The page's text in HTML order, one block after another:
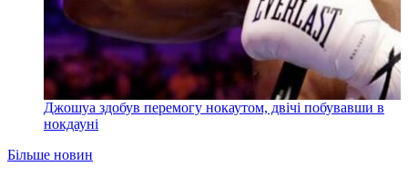
Джошуа здобув перемогу нокаутом, двічі побувавши в
нокдауні
Більше новин